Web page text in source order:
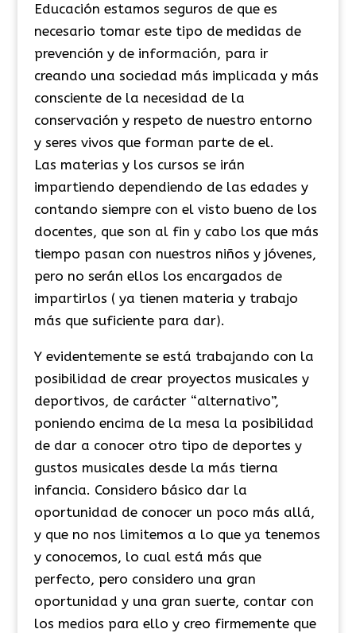
Educación estamos seguros de que es
necesario tomar este tipo de medidas de
prevención y de información, para ir
creando una sociedad más implicada y más
consciente de la necesidad de la
conservación y respeto de nuestro entorno
y seres vivos que forman parte de el.
Las materias y los cursos se irán
impartiendo dependiendo de las edades y
contando siempre con el visto bueno de los
docentes, que son al fin y cabo los que más
tiempo pasan con nuestros niños y jóvenes,
pero no serán ellos los encargados de
impartirlos ( ya tienen materia y trabajo
más que suficiente para dar).
Y evidentemente se está trabajando con la
posibilidad de crear proyectos musicales y
deportivos, de carácter “alternativo”,
poniendo encima de la mesa la posibilidad
de dar a conocer otro tipo de deportes y
gustos musicales desde la más tierna
infancia. Considero básico dar la
oportunidad de conocer un poco más allá,
y que no nos limitemos a lo que ya tenemos
y conocemos, lo cual está más que
perfecto, pero considero una gran
oportunidad y una gran suerte, contar con
los medios para ello y creo firmemente que